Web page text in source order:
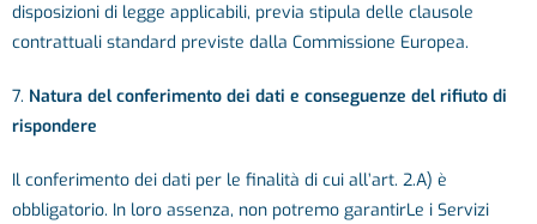
disposizioni di legge applicabili, previa stipula delle clausole
contrattuali standard previste dalla Commissione Europea.
7. Natura del conferimento dei dati e conseguenze del rifiuto di
rispondere
Il conferimento dei dati per le finalità di cui all’art. 2.A) è
obbligatorio. In loro assenza, non potremo garantirLe i Servizi